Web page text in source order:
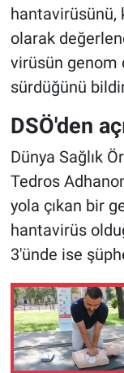
hantavirüsünü,
olarak
virüsün genom
sürdüğünü
DSÖ'den
Dünya Sağlık
Tedros
yola çıkan bir
hantavirüs
3'ünde ise